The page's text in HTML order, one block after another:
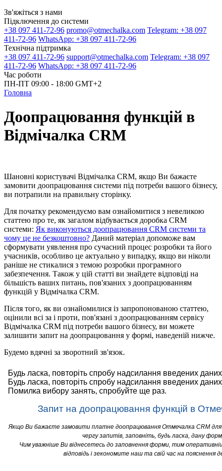
Зв'яжіться з нами
Підключення до системи
+38 097 411-72-96 promo@otmechalka.com Telegram: +38 097
411-72-96 WhatsApp: +38 097 411-72-96
Технічна підтримка
+38 097 411-72-96 support@otmechalka.com Telegram: +38 097
411-72-96 WhatsApp: +38 097 411-72-96
Час роботи
ПН-ПТ 09:00 - 18:00 GMT+2
Головна
Доопрацювання функцій в
Відмічалка CRM
Шановні користувачі Відмічалка CRM, якщо Ви бажаєте
замовити доопрацювання системи під потреби вашого бізнесу,
ви потрапили на правильну сторінку.
Для початку рекомендуємо вам ознайомитися з невеликою
статтею про те, як загалом відбувається доробка CRM
системи: Як виконуються доопрацювання CRM системи та
чому це не безкоштовно? Даний матеріал допоможе вам
сформувати уявлення про сучасний процес розробки та його
учасників, особливо це актуально у випадку, якщо ви ніколи
раніше не стикалися з темою розробки програмного
забезпечення. Також у цій статті ви знайдете відповіді на
більшість ваших питань, пов'язаних з доопрацюванням
функцій у Відмічалка CRM.
Після того, як ви ознайомилися із запропонованою статтею,
оцінили всі за і проти, пов'язані з доопрацюванням сервісу
Відмічалка CRM під потреби вашого бізнесу, ви можете
залишити запит на доопрацювання у формі, наведеній нижче.
Будемо вдячні за зворотний зв'язок.